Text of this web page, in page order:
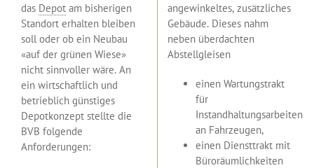
das Depot am bisherigen
Standort erhalten bleiben
soll oder ob ein Neubau
«auf der grünen Wiese»
nicht sinnvoller wäre. An
ein wirtschaftlich und
betrieblich günstiges
Depotkonzept stellte die
BVB folgende
Anforderungen:
angewinkeltes, zusätzliches
Gebäude. Dieses nahm
neben überdachten
Abstellgleisen
einen Wartungstrakt
für
Instandhaltungsarbeiten
an Fahrzeugen,
einen Diensttrakt mit
Büroräumlichkeiten